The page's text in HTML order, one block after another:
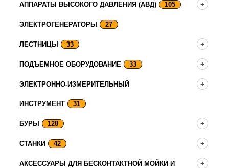
АППАРАТЫ ВЫСОКОГО ДАВЛЕНИЯ (АВД) 105
ЭЛЕКТРОГЕНЕРАТОРЫ 27
ЛЕСТНИЦЫ 33
ПОДЪЕМНОЕ ОБОРУДОВАНИЕ 33
ЭЛЕКТРОННО-ИЗМЕРИТЕЛЬНЫЙ
ИНСТРУМЕНТ 31
БУРЫ 128
СТАНКИ 42
АКСЕССУАРЫ ДЛЯ БЕСКОНТАКТНОЙ МОЙКИ И